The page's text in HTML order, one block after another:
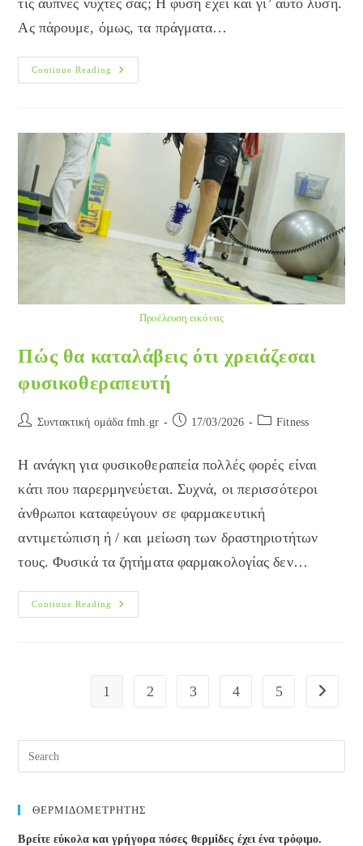
τις άυπνες νύχτες σας; Η φύση έχει και γι’ αυτό λύση.
Ας πάρουμε, όμως, τα πράγματα…
Continue Reading
Τροφές
Για
Προέλευση εικόνας
Πώς θα καταλάβεις ότι χρειάζεσαι
φυσικοθεραπευτή
Post Συντακτική ομάδα fmh.gr
Post 17/03/2026
PostFitness
Η ανάγκη για φυσικοθεραπεία πολλές φορές είναι
κάτι που παρερμηνεύεται. Συχνά, οι περισσότεροι
άνθρωποι καταφεύγουν σε φαρμακευτική
αντιμετώπιση ή / και μείωση των δραστηριοτήτων
τους. Φυσικά τα ζητήματα φαρμακολογίας δεν…
Continue Reading
Πώς
Θα
1 2 3 4 5 Go to
ΘΕΡΜΙΔΟΜΕΤΡΗΤΗΣ
Βρείτε εύκολα και γρήγορα πόσες θερμίδες έχει ένα τρόφιμο.